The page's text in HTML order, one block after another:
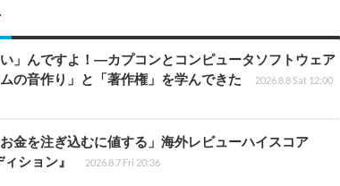
」んですよ！―カプコンとコンピュータソフトウェア
の音作り」と「著作権」を学んできた
2026.8.8 Sat 12:00
金を注ぎ込むに値する」海外レビューハイスコア
ション』
2026.8.7 Fri 20:36